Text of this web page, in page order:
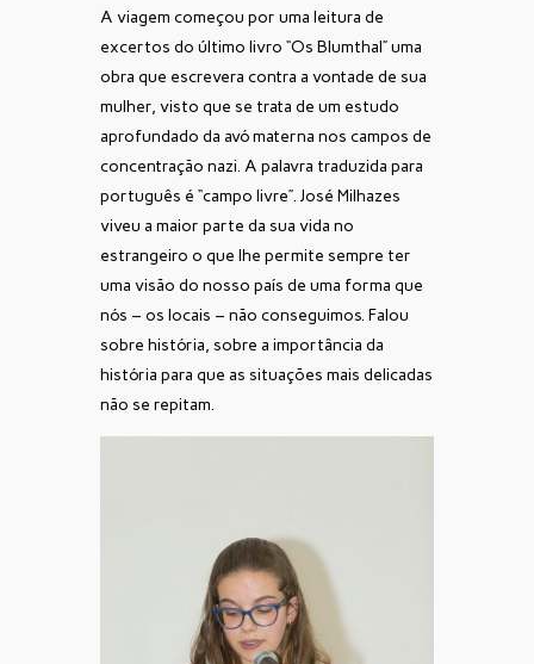
A viagem começou por uma leitura de
excertos do último livro “Os Blumthal” uma
obra que escrevera contra a vontade de sua
mulher, visto que se trata de um estudo
aprofundado da avó materna nos campos de
concentração nazi. A palavra traduzida para
português é “campo livre”. José Milhazes
viveu a maior parte da sua vida no
estrangeiro o que lhe permite sempre ter
uma visão do nosso país de uma forma que
nós – os locais – não conseguimos. Falou
sobre história, sobre a importância da
história para que as situações mais delicadas
não se repitam.